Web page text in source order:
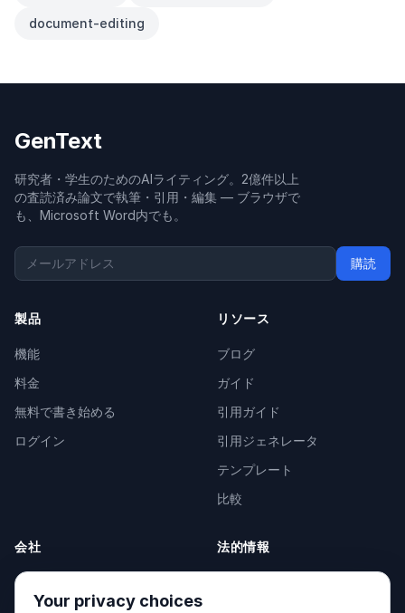
document-editing
GenText
研究者・学生のためのAIライティング。2億件以上
の査読済み論文で執筆・引用・編集 — ブラウザで
も、Microsoft Word内でも。
購読
製品
機能
料金
無料で書き始める
ログイン
リソース
ブログ
ガイド
引用ガイド
引用ジェネレータ
テンプレート
比較
会社
会社概要
法的情報
Your privacy choices